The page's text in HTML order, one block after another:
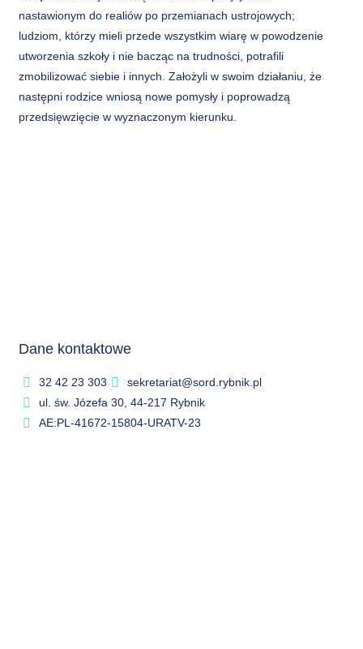
nastawionym do realiów po przemianach ustrojowych;
ludziom, którzy mieli przede wszystkim wiarę w powodzenie
utworzenia szkoły i nie bacząc na trudności, potrafili
zmobilizować siebie i innych. Założyli w swoim działaniu, że
następni rodzice wniosą nowe pomysły i poprowadzą
przedsięwzięcie w wyznaczonym kierunku.
Dane kontaktowe
32 42 23 303
sekretariat@sord.rybnik.pl
ul. św. Józefa 30, 44-217 Rybnik
AE:PL-41672-15804-URATV-23